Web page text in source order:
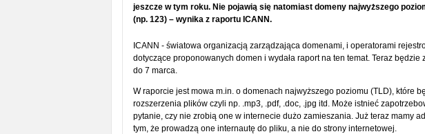
jeszcze w tym roku. Nie pojawią się natomiast domeny najwyższego
(np. 123) – wynika z raportu ICANN.
ICANN - światowa organizacją zarządzająca domenami, i operatorami
dotyczące proponowanych domen i wydała raport na ten temat. Teraz
do 7 marca.
W raporcie jest mowa m.in. o domenach najwyższego poziomu (TLD), które
rozszerzenia plików czyli np. .mp3, .pdf, .doc, .jpg itd. Może istnieć
pytanie, czy nie zrobią one w internecie dużo zamieszania. Już teraz mamy
tym, że prowadzą one internautę do pliku, a nie do strony internetowej.